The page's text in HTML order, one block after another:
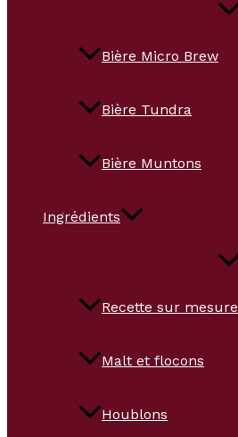
Bière Micro Brew
Bière Tundra
Bière Muntons
Ingrédients
Recette sur mesure
Malt et flocons
Houblons